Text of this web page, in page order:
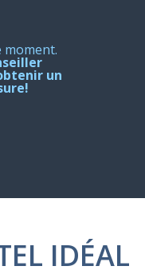
un
IDÉAL